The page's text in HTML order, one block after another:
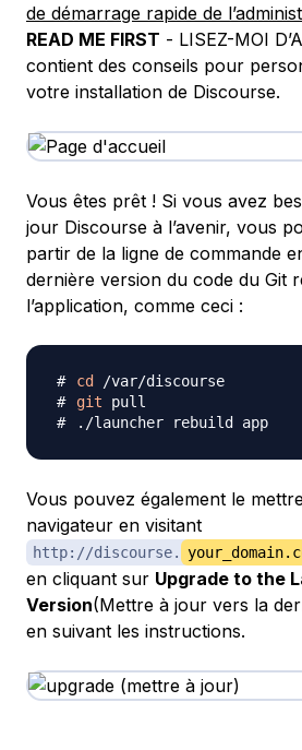
de démarrage rapide de
READ ME FIRST - LISEZ-MOI
contient des conseils pour
votre installation de Discourse.
Vous êtes prêt ! Si vous avez
jour Discourse à l’avenir, vous
partir de la ligne de commande
dernière version du code du Git
l’application, comme ceci :
cd
git
Vous pouvez également le
navigateur en visitant
http://discourse.
en cliquant sur Upgrade to the
Version(Mettre à jour vers la
en suivant les instructions.